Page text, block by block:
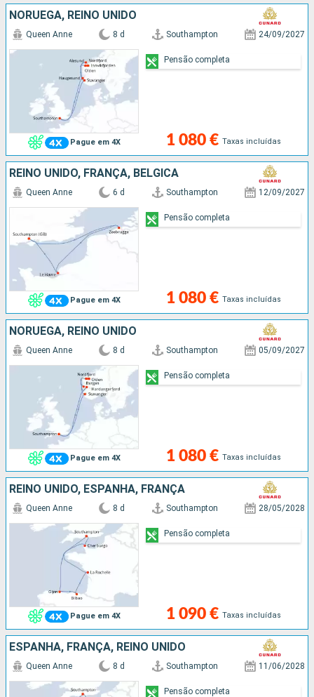
NORUEGA, REINO UNIDO
Pague em 4X
Queen Anne 8 d Southampton 24/09/2027
1 080 € Taxas incluídas
Pensão completa
REINO UNIDO, FRANÇA, BÉLGICA
Pague em 4X
Queen Anne 6 d Southampton 12/09/2027
1 080 € Taxas incluídas
Pensão completa
NORUEGA, REINO UNIDO
Pague em 4X
Queen Anne 8 d Southampton 05/09/2027
1 080 € Taxas incluídas
Pensão completa
REINO UNIDO, ESPANHA, FRANÇA
Pague em 4X
Queen Anne 8 d Southampton 28/05/2028
1 090 € Taxas incluídas
Pensão completa
ESPANHA, FRANÇA, REINO UNIDO
Queen Anne 8 d Southampton 11/06/2028
Pensão completa